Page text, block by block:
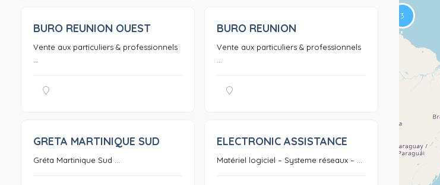
BURO REUNION OUEST
Vente aux particuliers & professionnels
BURO REUNION
Vente aux particuliers & professionnels
0
GRETA MARTINIQUE SUD
Gréta Martinique Sud ...
0
ELECTRONIC ASSISTANCE
Matériel logiciel – Systeme réseaux – ...